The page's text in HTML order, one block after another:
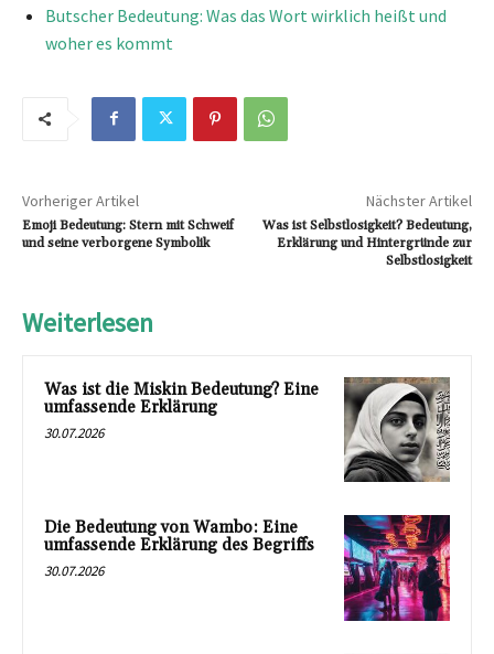
Butscher Bedeutung: Was das Wort wirklich heißt und
woher es kommt
Vorheriger Artikel
Emoji Bedeutung: Stern mit Schweif
und seine verborgene Symbolik
Nächster Artikel
Was ist Selbstlosigkeit? Bedeutung,
Erklärung und Hintergründe zur
Selbstlosigkeit
Weiterlesen
Was ist die Miskin Bedeutung? Eine
umfassende Erklärung
30.07.2026
Die Bedeutung von Wambo: Eine
umfassende Erklärung des Begriffs
30.07.2026